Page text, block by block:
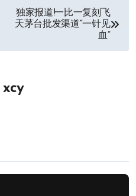
独家报道!一比一复刻飞
天茅台批发渠道“一针见
血”
xcy